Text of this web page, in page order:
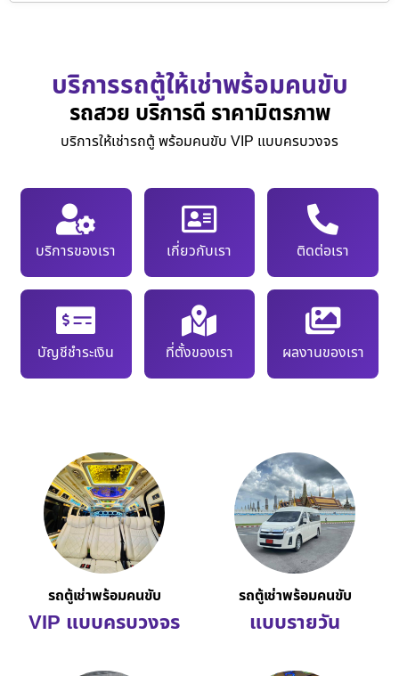
บริการรถตู้ให้เช่าพร้อมคนขับ
รถสวย บริการดี ราคามิตรภาพ
บริการให้เช่ารถตู้ พร้อมคนขับ VIP แบบครบวงจร
บริการของเรา เกี่ยวกับเรา ติดต่อเรา
บัญชีชำระเงิน ที่ตั้งของเรา ผลงานของเรา
รถตู้เช่าพร้อมคนขับ
VIP แบบครบวงจร
รถตู้เช่าพร้อมคนขับ
แบบรายวัน